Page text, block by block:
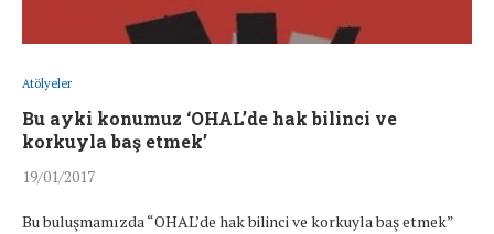
Atölyeler
Bu ayki konumuz ‘OHAL’de hak bilinci ve
korkuyla baş etmek’
19/01/2017
Bu buluşmamızda “OHAL’de hak bilinci ve korkuyla baş etmek”